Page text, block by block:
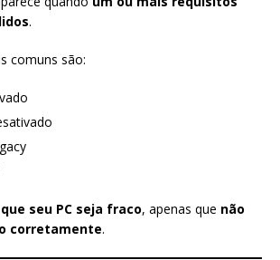
.
comuns são:
seu PC seja fraco, apenas que não
corretamente.